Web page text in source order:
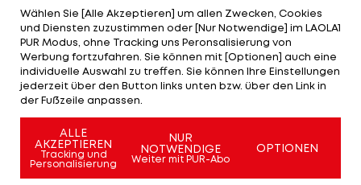
Bundesliga-Saison. Der 32-Jährige erhält einen
Zweijahres-Vertrag, über die Transfer-
Modalitäten wurde Stillschweigen vereinbart. Der
40-fache Teamspieler des Kamerun spielte an der
Seite von Erwin "Jimmy" Hoffer mit 14 Toren eine
beträchtliche Rolle beim Aufstieg der Eintracht.
Mehr zum Thema
Wählen Sie [Alle Akzeptieren] um allen Zwecken, Cookies
und Diensten zuzustimmen oder [Nur Notwendige] im LAOLA1
PUR Modus, ohne Tracking uns Peronsalisierung von
Werbung fortzufahren. Sie können mit [Optionen] auch eine
individuelle Auswahl zu treffen. Sie können Ihre Einstellungen
jederzeit über den Button links unten bzw. über den Link in
der Fußzeile anpassen.
ALLE
AKZEPTIEREN
Tracking und
Personalisierung
NUR
NOTWENDIGE
Weiter mit PUR-Abo
OPTIONEN